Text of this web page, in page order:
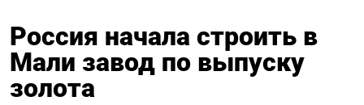
Россия начала строить в
Мали завод по выпуску
золота